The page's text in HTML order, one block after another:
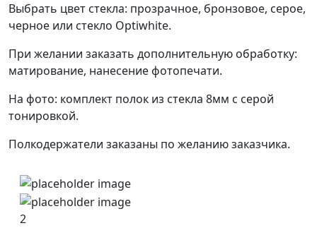
Выбрать цвет стекла: прозрачное, бронзовое, серое,
черное или стекло Optiwhite.
При желании заказать дополнительную обработку:
матирование, нанесение фотопечати.
На фото: комплект полок из стекла 8мм с серой
тонировкой.
Полкодержатели заказаны по желанию заказчика.
2